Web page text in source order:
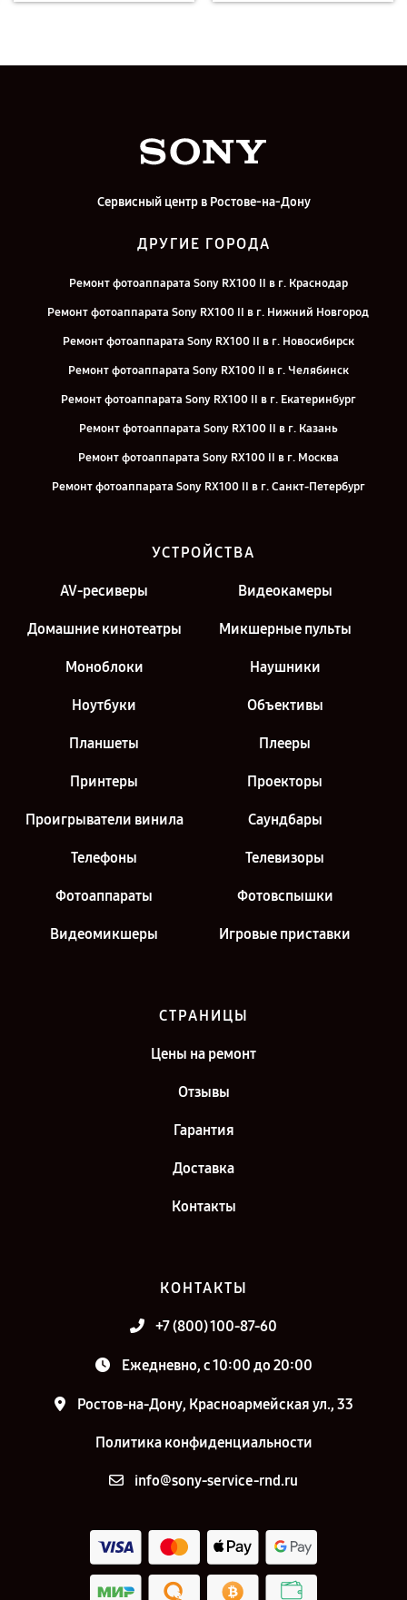
Сервисный центр в Ростове-на-Дону
ДРУГИЕ ГОРОДА
Ремонт фотоаппарата Sony RX100 II в г. Краснодар
Ремонт фотоаппарата Sony RX100 II в г. Нижний Новгород
Ремонт фотоаппарата Sony RX100 II в г. Новосибирск
Ремонт фотоаппарата Sony RX100 II в г. Челябинск
Ремонт фотоаппарата Sony RX100 II в г. Екатеринбург
Ремонт фотоаппарата Sony RX100 II в г. Казань
Ремонт фотоаппарата Sony RX100 II в г. Москва
Ремонт фотоаппарата Sony RX100 II в г. Санкт-Петербург
УСТРОЙСТВА
AV-ресиверы Видеокамеры
Домашние кинотеатры Микшерные пульты
Моноблоки Наушники
Ноутбуки Объективы
Планшеты Плееры
Принтеры Проекторы
Проигрыватели винила Саундбары
Телефоны Телевизоры
Фотоаппараты Фотовспышки
Видеомикшеры Игровые приставки
СТРАНИЦЫ
Цены на ремонт
Отзывы
Гарантия
Доставка
Контакты
КОНТАКТЫ
+7 (800) 100-87-60
Ежедневно, с 10:00 до 20:00
Ростов-на-Дону, Красноармейская ул., 33
Политика конфиденциальности
info@sony-service-rnd.ru